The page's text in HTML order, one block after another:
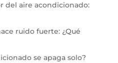
del aire acondicionado:
ruido fuerte: ¿Qué
se apaga solo?